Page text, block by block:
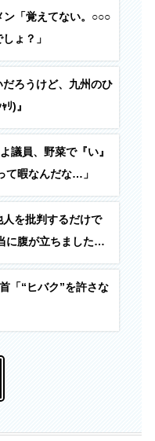
「覚えてない。○○○
ょ？」
だろうけど、九州のひ
)』
議員、野菜で『い』
て暇なんだな…」
を批判するだけで
に腹が立ちました。
「“ヒバク”を許さな